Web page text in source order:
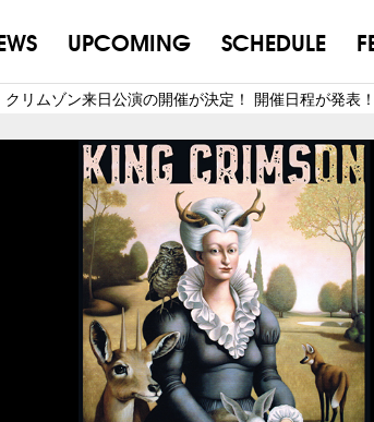
UPCOMING SCHEDULE
クリムゾン来日公演の開催が決定！ 開催日程が発表！